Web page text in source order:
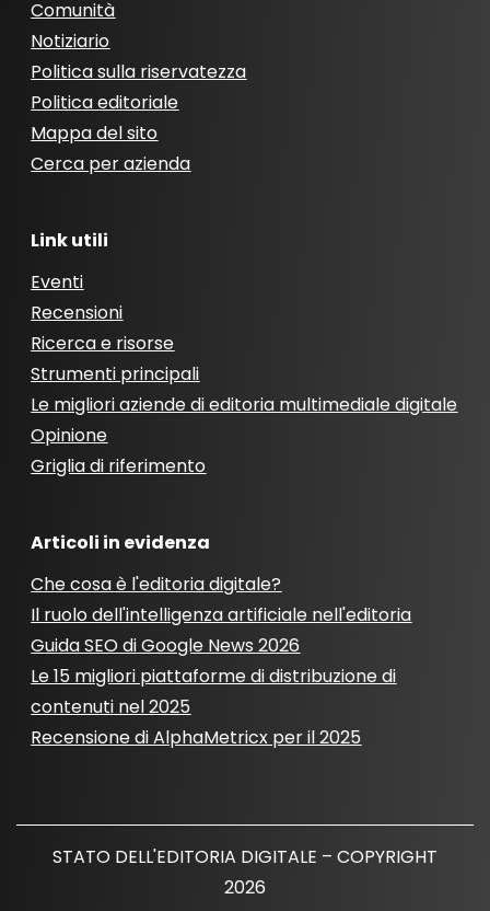
Comunità
Notiziario
Politica sulla riservatezza
Politica editoriale
Mappa del sito
Cerca per azienda
Link utili
Eventi
Recensioni
Ricerca e risorse
Strumenti principali
Le migliori aziende di editoria multimediale digitale
Opinione
Griglia di riferimento
Articoli in evidenza
Che cosa è l'editoria digitale?
Il ruolo dell'intelligenza artificiale nell'editoria
Guida SEO di Google News 2026
Le 15 migliori piattaforme di distribuzione di
contenuti nel 2025
Recensione di AlphaMetricx per il 2025
STATO DELL'EDITORIA DIGITALE – COPYRIGHT
2026